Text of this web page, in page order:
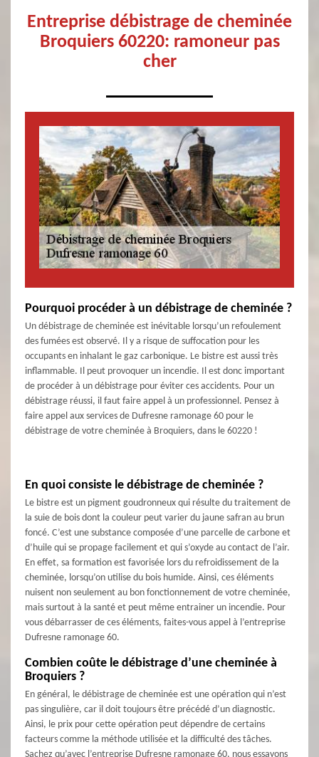
Entreprise débistrage de cheminée
Broquiers 60220: ramoneur pas
cher
Pourquoi procéder à un débistrage de cheminée ?
Un débistrage de cheminée est inévitable lorsqu’un refoulement
des fumées est observé. Il y a risque de suffocation pour les
occupants en inhalant le gaz carbonique. Le bistre est aussi très
inflammable. Il peut provoquer un incendie. Il est donc important
de procéder à un débistrage pour éviter ces accidents. Pour un
débistrage réussi, il faut faire appel à un professionnel. Pensez à
faire appel aux services de Dufresne ramonage 60 pour le
débistrage de votre cheminée à Broquiers, dans le 60220 !
En quoi consiste le débistrage de cheminée ?
Le bistre est un pigment goudronneux qui résulte du traitement de
la suie de bois dont la couleur peut varier du jaune safran au brun
foncé. C’est une substance composée d’une parcelle de carbone et
d’huile qui se propage facilement et qui s’oxyde au contact de l’air.
En effet, sa formation est favorisée lors du refroidissement de la
cheminée, lorsqu’on utilise du bois humide. Ainsi, ces éléments
nuisent non seulement au bon fonctionnement de votre cheminée,
mais surtout à la santé et peut même entrainer un incendie. Pour
vous débarrasser de ces éléments, faites-vous appel à l’entreprise
Dufresne ramonage 60.
Combien coûte le débistrage d’une cheminée à
Broquiers ?
En général, le débistrage de cheminée est une opération qui n’est
pas singulière, car il doit toujours être précédé d’un diagnostic.
Ainsi, le prix pour cette opération peut dépendre de certains
facteurs comme la méthode utilisée et la difficulté des tâches.
Sachez qu’avec l’entreprise Dufresne ramonage 60, nous essayons